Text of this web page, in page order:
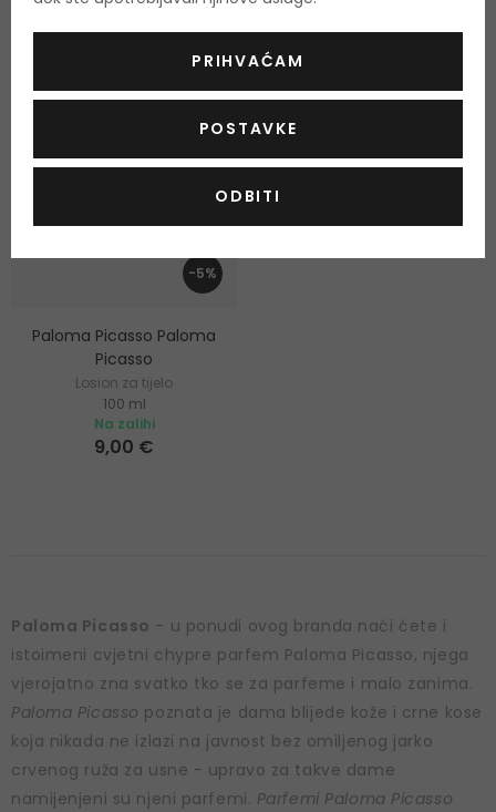
-5%
Paloma Picasso Paloma
Picasso
Losion za tijelo
100 ml
Na zalihi
9,00 €
Paloma Picasso - u ponudi ovog branda naći ćete i
istoimeni cvjetni chypre parfem Paloma Picasso, njega
vjerojatno zna svatko tko se za parfeme i malo zanima.
Paloma Picasso poznata je dama blijede kože i crne kose
koja nikada ne izlazi na javnost bez omiljenog jarko
crvenog ruža za usne - upravo za takve dame
namijenjeni su njeni parfemi. Parfemi Paloma Picasso
PRIHVAĆAM
POSTAVKE
ODBITI